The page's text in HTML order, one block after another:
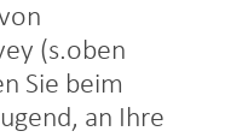
(s.oben
Sie beim
an Ihre